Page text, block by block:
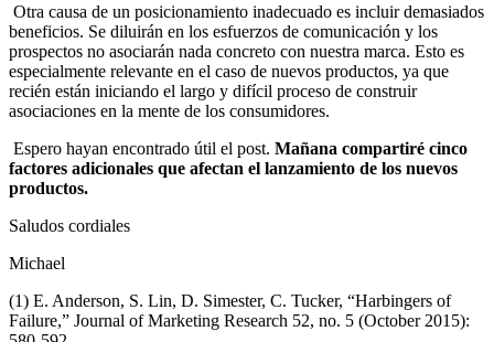
Otra causa de un posicionamiento inadecuado es incluir demasiados
beneficios. Se diluirán en los esfuerzos de comunicación y los
prospectos no asociarán nada concreto con nuestra marca. Esto es
especialmente relevante en el caso de nuevos productos, ya que
recién están iniciando el largo y difícil proceso de construir
asociaciones en la mente de los consumidores.
Espero hayan encontrado útil el post. Mañana compartiré cinco
factores adicionales que afectan el lanzamiento de los nuevos
productos.
Saludos cordiales
Michael
(1) E. Anderson, S. Lin, D. Simester, C. Tucker, “Harbingers of
Failure,” Journal of Marketing Research 52, no. 5 (October 2015):